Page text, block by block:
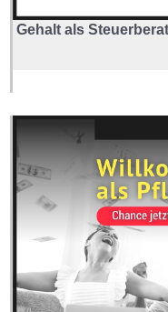
Gehalt als